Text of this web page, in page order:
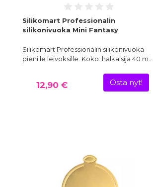
Silikomart Professionalin
silikonivuoka Mini Fantasy
Silikomart Professionalin silikonivuoka
pienille leivoksille. Koko: halkaisija 40 m…
12,90 € Osta nyt!